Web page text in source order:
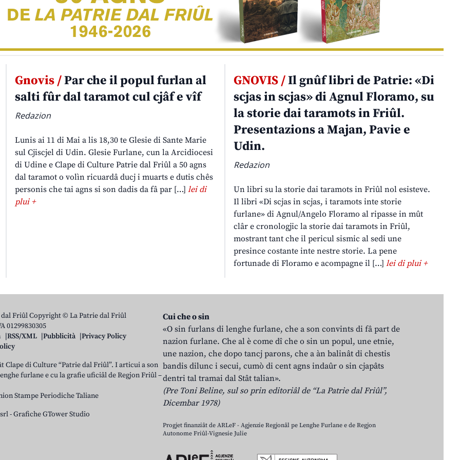
Gnovis /Par che il popul furlan al
salti fûr dal taramot cul cjâf e vîf
Redazion
Lunis ai 11 di Mai a lis 18,30 te Glesie di Sante Marie
sul Cjiscjel di Udin. Glesie Furlane, cun la Arcidiocesi
di Udine e Clape di Culture Patrie dal Friûl a 50 agns
dal taramot o volìn ricuardâ ducj i muarts e dutis chês
personis che tai agns si son dadis da fâ par […] lei di
plui +
GNOVIS /Il gnûf libri de Patrie: «Di
scjas in scjas» di Agnul Floramo, su
la storie dai taramots in Friûl.
Presentazions a Majan, Pavie e
Udin.
Redazion
Un libri su la storie dai taramots in Friûl nol esisteve.
Il libri «Di scjas in scjas, i taramots inte storie
furlane» di Agnul/Angelo Floramo al ripasse in mût
clâr e cronologjic la storie dai taramots in Friûl,
mostrant tant che il pericul sismic al sedi une
presince costante inte nestre storie. La pene
fortunade di Floramo e acompagne il […]lei di plui +
dal Friûl Copyright © La Patrie dal Friûl
01299830305
RSS/XML Pubblicità
Privacy Policy
Clape di Culture “Patrie dal Friûl”. I articui a son
furlane e cu la grafie uficiâl de Regjon Friûl –
Stampe Periodiche Taliane
-Grafiche GTower Studio
Cui che o sin
«O sin furlans di lenghe furlane, che a son convints di fâ part de
nazion furlane. Che al è come dî che o sin un popul, une etnie,
une nazion, che dopo tancj parons, che a àn balinât di chestis
bandis dilunc i secui, cumò di cent agns indaûr o sin cjapâts
dentri tal tramai dal Stât talian».
(Pre Toni Beline, sul so prin editoriâl de “La Patrie dal Friûl”,
Dicembar 1978)
Progjet finanziât de ARLeF - Agjenzie Regjonâl pe Lenghe Furlane e de Regjon
Autonome Friûl-Vignesie Julie